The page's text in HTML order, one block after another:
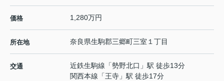
価格 1,280万円
所在地 奈良県生駒郡三郷町三室 １丁目
交通 近鉄生駒線 「勢野北口 」駅 徒歩13分
関西本線 「王寺 」駅 徒歩17分